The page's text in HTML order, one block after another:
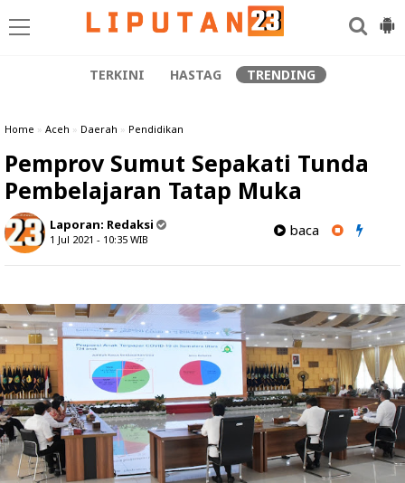
TERKINI HASTAG TRENDING
Home » Aceh » Daerah » Pendidikan
Pemprov Sumut Sepakati Tunda
Pembelajaran Tatap Muka
Laporan: Redaksi
1 Jul 2021 - 10:35 WIB
baca